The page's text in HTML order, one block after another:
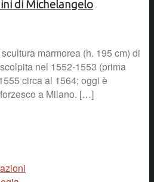
di Michelangelo
marmorea (h. 195 cm) di
nel 1552-1553 (prima
circa al 1564; oggi è
a Milano. […]